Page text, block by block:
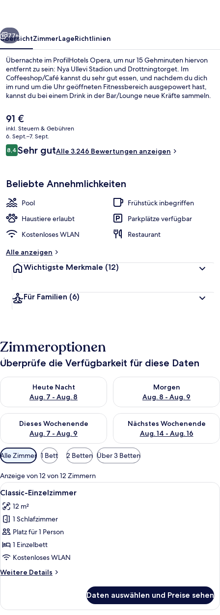
Weiter
77+
ÜbersichtZimmerLageRichtlinien
Übernachte im ProfilHotels Opera, um nur 15 Gehminuten hiervon
entfernt zu sein: Nya Ullevi Stadion und Drottningtorget. Im
Coffeeshop/Café kannst du sehr gut essen, und nachdem du dich
im rund um die Uhr geöffneten Fitnessbereich ausgepowert hast,
kannst du bei einem Drink in der Bar/Lounge neue Kräfte sammeln.
Highlights. Anderen Reisenden gefallen das hilfsbereite Personal
und das Frühstück sehr gut. Die öffentlichen Verkehrsmittel sind nur
einen kurzen Fußmarsch entfernt: Zur Straßenbahnhaltestelle
Nordstan sind es nur wenige Schritte und zur Bahnhof Göteborg
Centralst Drottningt 2 Minuten.
Der
aktuelle
Preis
beträgt
91 €.
91 €
inkl. Steuern & Gebühren
6. Sept.–7. Sept.
Bewertungen
8,48,4 von 10.
Sehr gutAlle 3.246 Bewertungen anzeigen
Beliebte Annehmlichkeiten
Pool
Frühstück inbegriffen
Haustiere erlaubt
Parkplätze verfügbar
Kostenloses WLAN
Restaurant
Alle anzeigen
Wichtigste Merkmale (12)
Für Familien (6)
Zimmeroptionen
Überprüfe die Verfügbarkeit für diese Daten
Heute Nacht
Aug. 7 - Aug. 8
Überprüfe die Verfügbarkeit für heute Nacht, Aug. 7 - Aug. 8.
Morgen
Aug. 8 - Aug. 9
Überprüfe die Verfügbarkeit
Dieses Wochenende
Aug. 7 - Aug. 9
Überprüfe die Verfügbarkeit für dieses Wochenende, Aug. 7
Nächstes Wochenende
Aug. 14 - Aug. 16
Überprüfe die Verfügbarkeit
Verfügbare
Filter
für
Zimmer
Alle Zimmer 1 Bett 2 Betten Über 3 Betten
Anzeige von 12 von 12 Zimmern
Alle
Fotos
für
Classic-
Einzelzimmer
anzeigen
Ein ordentlich gemachtes Bett mit
7
Classic-Einzelzimmer
12 m²
1 Schlafzimmer
Platz für 1 Person
1 Einzelbett
Kostenloses WLAN
Weitere Details
Weitere
Einzelzimmer
Daten auswählen und Preise sehen